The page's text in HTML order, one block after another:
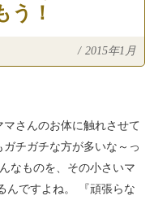
う！
/ 2015年1月
さんのお体に触れさせて
チガチな方が多いな～っ
なものを、その小さいマ
んですよね。 『頑張らな